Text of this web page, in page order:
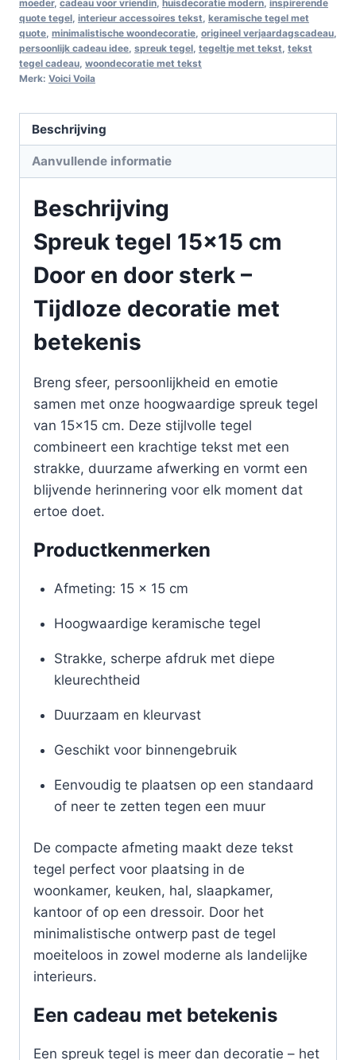
moeder, cadeau voor vriendin huisdecoratie modern inspirerende
quote tegel interieur accessoires tekst keramische tegel met
quote minimalistische woondecoratie origineel verjaardagscadeau
persoonlijk cadeau idee spreuk tegel tegeltje met tekst tekst
tegel cadeau woondecoratie met tekst
Merk: Voici Voila
Beschrijving
Aanvullende informatie
Beschrijving
Spreuk tegel 15×15 cm
Door en door sterk –
Tijdloze decoratie met
betekenis
Breng sfeer, persoonlijkheid en emotie
samen met onze hoogwaardige spreuk tegel
van 15×15 cm. Deze stijlvolle tegel
combineert een krachtige tekst met een
strakke, duurzame afwerking en vormt een
blijvende herinnering voor elk moment dat
ertoe doet.
Productkenmerken
Afmeting: 15 x 15 cm
Hoogwaardige keramische tegel
Strakke, scherpe afdruk met diepe
kleurechtheid
Duurzaam en kleurvast
Geschikt voor binnengebruik
Eenvoudig te plaatsen op een standaard
of neer te zetten tegen een muur
De compacte afmeting maakt deze tekst
tegel perfect voor plaatsing in de
woonkamer, keuken, hal, slaapkamer,
kantoor of op een dressoir. Door het
minimalistische ontwerp past de tegel
moeiteloos in zowel moderne als landelijke
interieurs.
Een cadeau met betekenis
Een spreuk tegel is meer dan decoratie – het